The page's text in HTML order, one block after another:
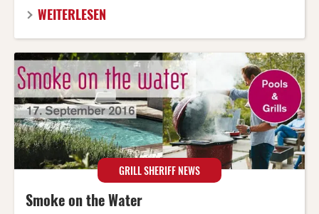
WEITERLESEN
GRILL SHERIFF NEWS
Smoke on the Water